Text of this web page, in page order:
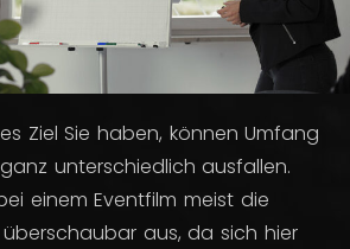
Ziel Sie haben, können Umfang
unterschiedlich ausfallen.
einem Eventfilm meist die
aus, da sich hier